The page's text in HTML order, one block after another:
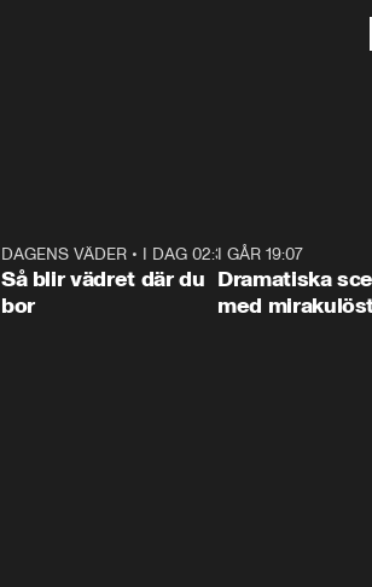
1:06
DAGENS VÄDER• I DAG 02:30
Så blir vädret där du
bor
I GÅR 19:07
Dramatiska
med